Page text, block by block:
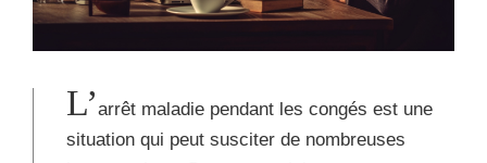
L’arrêt maladie pendant les congés est une
situation qui peut susciter de nombreuses